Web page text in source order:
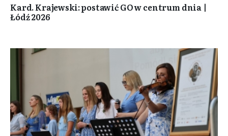
Kard. Krajewski: postawić GO w centrum dnia |
Łódź 2026